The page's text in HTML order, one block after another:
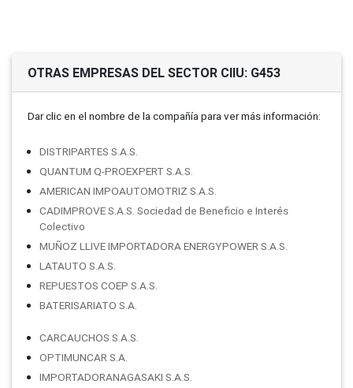
OTRAS EMPRESAS DEL SECTOR CIIU: G453
Dar clic en el nombre de la compañí­a para ver más información:
DISTRIPARTES S.A.S.
QUANTUM Q-PROEXPERT S.A.S.
AMERICAN IMPOAUTOMOTRIZ S.A.S.
CADIMPROVE S.A.S. Sociedad de Beneficio e Interés
Colectivo
MUÑOZ LLIVE IMPORTADORA ENERGYPOWER S.A.S.
LATAUTO S.A.S.
REPUESTOS COEP S.A.S.
BATERISARIATO S.A.
CARCAUCHOS S.A.S.
OPTIMUNCAR S.A.
IMPORTADORANAGASAKI S.A.S.